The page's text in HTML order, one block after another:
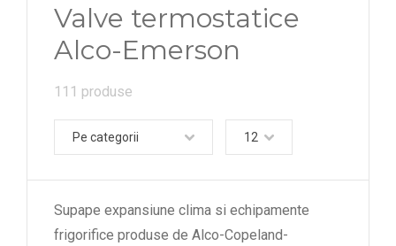
Valve termostatice
Alco-Emerson
111 produse
Pe categorii 12
Supape expansiune clima si echipamente
frigorifice produse de Alco-Copeland-